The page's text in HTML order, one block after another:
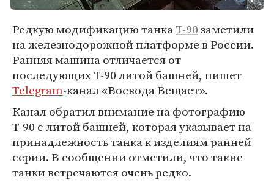
Редкую модификацию танкаТ-90заметили
на железнодорожной платформе в России.
Ранняя машина отличается от
последующих Т-90 литой башней, пишет
Telegram-канал «Воевода Вещает».
Канал обратил внимание на фотографию
Т-90 с литой башней, которая указывает на
принадлежность танка к изделиям ранней
серии. В сообщении отметили, что такие
танки встречаются очень редко.